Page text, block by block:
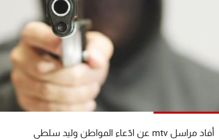
أفاد مراسل mtv عن ادّعاء المواطن وليد سلطي
البرامج
عن MTV
وظائف